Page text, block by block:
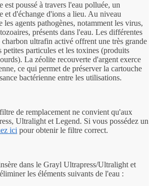
poussé à travers l'eau polluée, un
et d'échange d'ions a lieu. Au niveau
agents pathogènes, notamment les virus,
présents dans l'eau. Les différentes
charbon ultrafin activé offrent une très grande
particules et les toxines (produits
La zéolite recouverte d'argent exerce
ce qui permet de préserver la cartouche
bactérienne entre les utilisations.
de remplacement ne convient qu'aux
Ultralight et Legend. Si vous possédez un
ici pour obtenir le filtre correct.
dans le Grayl Ultrapress/Ultralight et
les éléments suivants de l'eau :